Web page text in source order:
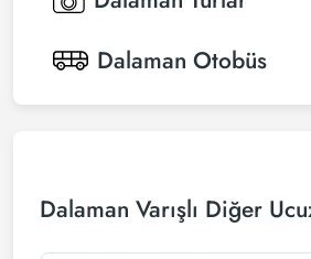
Dalaman Otobüs
Dalaman Varışlı Diğer